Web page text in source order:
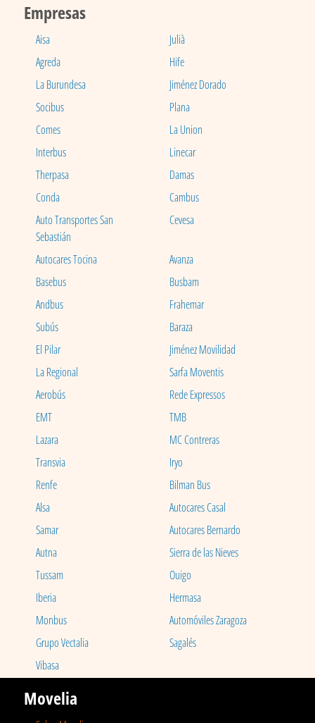
Empresas
Aisa
Julià
Agreda
Hife
La Burundesa
Jiménez Dorado
Socibus
Plana
Comes
La Union
Interbus
Linecar
Therpasa
Damas
Conda
Cambus
Auto Transportes San
Sebastián
Cevesa
Autocares Tocina
Avanza
Basebus
Busbam
Andbus
Frahemar
Subús
Baraza
El Pilar
Jiménez Movilidad
La Regional
Sarfa Moventis
Aerobús
Rede Expressos
EMT
TMB
Lazara
MC Contreras
Transvia
Iryo
Renfe
Bilman Bus
Alsa
Autocares Casal
Samar
Autocares Bernardo
Autna
Sierra de las Nieves
Tussam
Ouigo
Iberia
Hermasa
Monbus
Automóviles Zaragoza
Grupo Vectalia
Sagalés
Vibasa
Movelia